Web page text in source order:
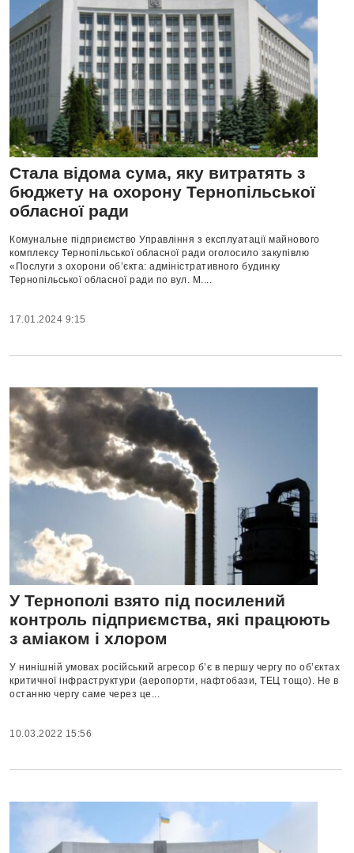
Стала відома сума, яку витратять з
бюджету на охорону Тернопільської
обласної ради
Комунальне підприємство Управління з експлуатації майнового
комплексу Тернопільської обласної ради оголосило закупівлю
«Послуги з охорони об’єкта: адміністративного будинку
Тернопільської обласної ради по вул. М....
17.01.2024 9:15
У Тернополі взято під посилений
контроль підприємства, які працюють
з аміаком і хлором
У нинішній умовах російський агресор б’є в першу чергу по об’єктах
критичної інфраструктури (аеропорти, нафтобази, ТЕЦ тощо). Не в
останню чергу саме через це...
10.03.2022 15:56